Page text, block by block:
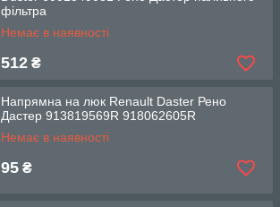
фільтра
Немає в наявності
512 ₴
Напрямна на люк Renault Daster Рено
Дастер 913819569R 918062605R
Немає в наявності
95 ₴